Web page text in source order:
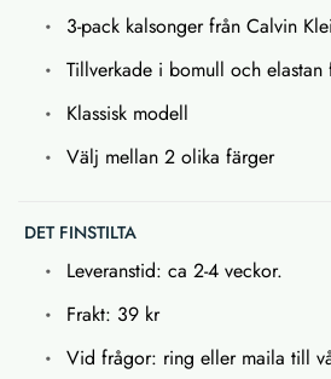
3-pack kalsonger från Calvin
Tillverkade i bomull och
Klassisk modell
Välj mellan 2 olika färger
DET FINSTILTA
Leveranstid: ca 2-4 veckor.
Frakt: 39 kr
Vid frågor: ring eller maila till